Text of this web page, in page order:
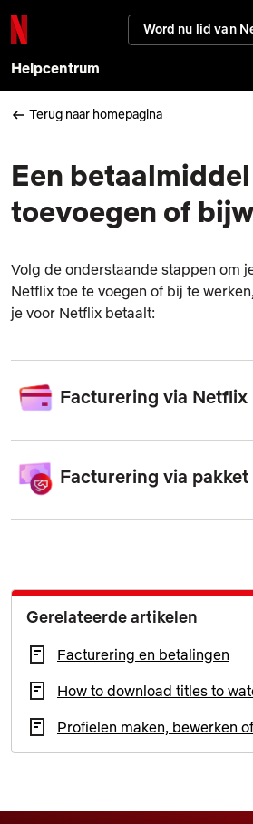
Word nu lid van
Helpcentrum
Terug naar homepagina
Een betaalmiddel
toevoegen of
Volg de onderstaande stappen om
Netflix toe te voegen of bij te
je voor Netflix betaalt:
Facturering via Netflix
Facturering via pakket
Gerelateerde artikelen
Facturering en betalingen
How to download titles to
Profielen maken, bewerken